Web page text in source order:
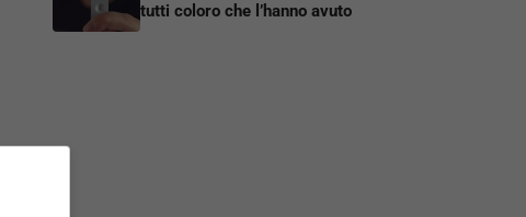
tutti coloro che l’hanno avuto